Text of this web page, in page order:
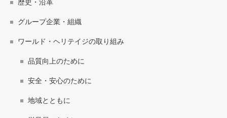
歴史・沿革
グループ企業・組織
ワールド・ヘリテイジの取り組み
品質向上のために
安全・安心のために
地域とともに